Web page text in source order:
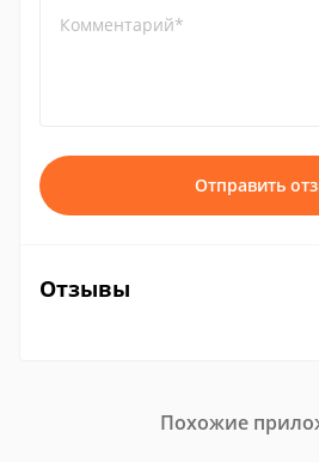
Комментарий*
Отправить
Отзывы
Похожие